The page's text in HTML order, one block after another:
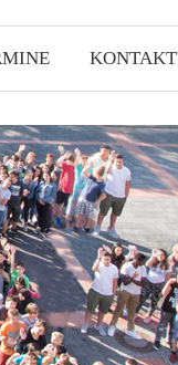
KONTAKT